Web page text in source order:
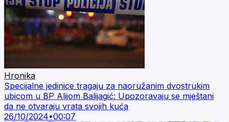
Hronika
Specijalne jedinice tragaju za naoružanim dvostrukim
ubicom u BP Alijom Balijagić: Upozoravaju se mještani
da ne otvaraju vrata svojih kuća
26/10/2024•00:07